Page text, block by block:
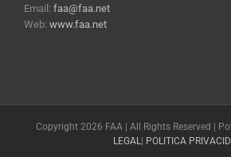
Email: faa@faa.net
Web: www.faa.net
Copyright 2026 FAA | All Rights Reserved |
LEGAL | POLITICA